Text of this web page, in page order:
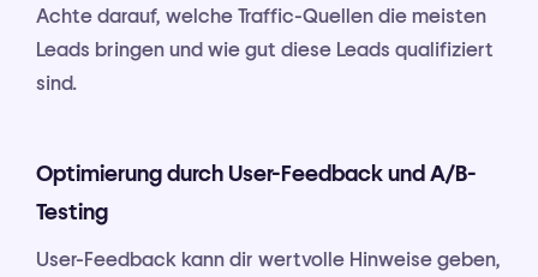
Achte darauf, welche Traffic-Quellen die meisten
Leads bringen und wie gut diese Leads qualifiziert
sind.
Optimierung durch User-Feedback und A/B-
Testing
User-Feedback kann dir wertvolle Hinweise geben,